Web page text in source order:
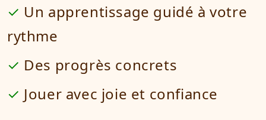
Un apprentissage guidé à votre
rythme
Des progrès concrets
Jouer avec joie et confiance